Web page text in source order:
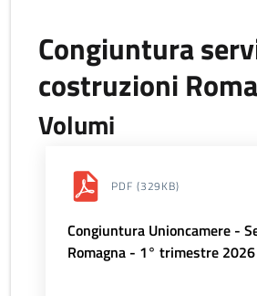
Congiuntura
costruzioni
Volumi
PDF (329KB)
Congiuntura Unioncamere -
Romagna - 1° trimestre 2026